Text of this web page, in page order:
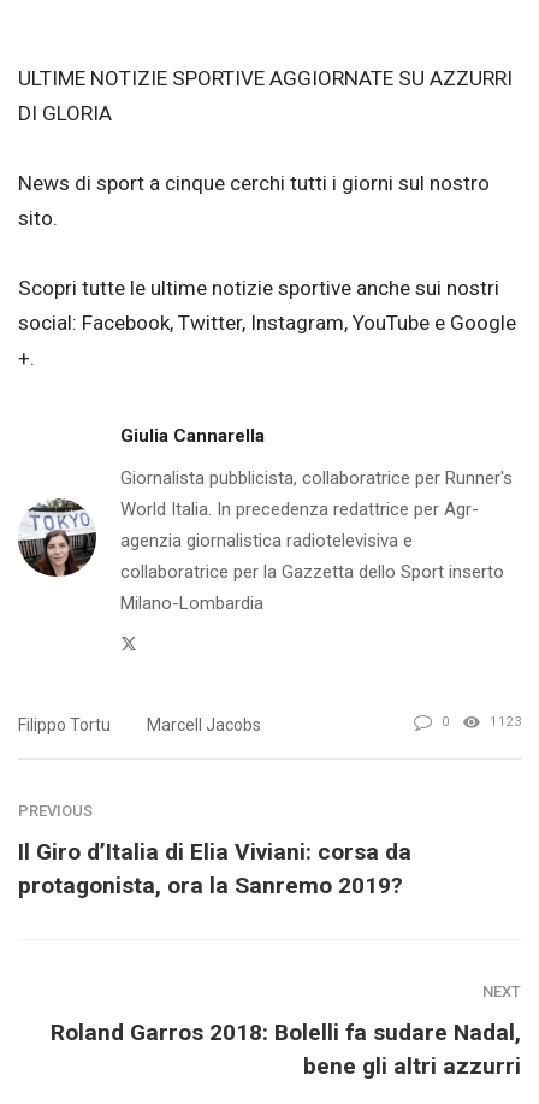
ULTIME NOTIZIE SPORTIVE AGGIORNATE SU AZZURRI
DI GLORIA
News di sport a cinque cerchi tutti i giorni sul nostro
sito.
Scopri tutte le ultime notizie sportive anche sui nostri
social: Facebook, Twitter, Instagram, YouTube e Google
+.
Giulia Cannarella
Giornalista pubblicista, collaboratrice per Runner's
World Italia. In precedenza redattrice per Agr-
agenzia giornalistica radiotelevisiva e
collaboratrice per la Gazzetta dello Sport inserto
Milano-Lombardia
Filippo Tortu Marcell Jacobs 0 1123
PREVIOUS
Il Giro d’Italia di Elia Viviani: corsa da
protagonista, ora la Sanremo 2019?
NEXT
Roland Garros 2018: Bolelli fa sudare Nadal,
bene gli altri azzurri